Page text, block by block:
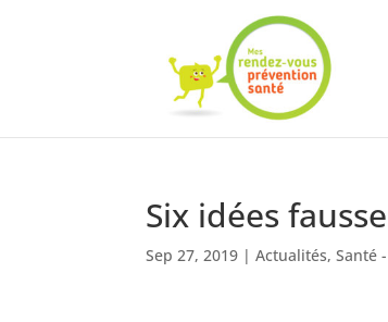
Six idées
Sep 27, 2019 |Actualités,Santé